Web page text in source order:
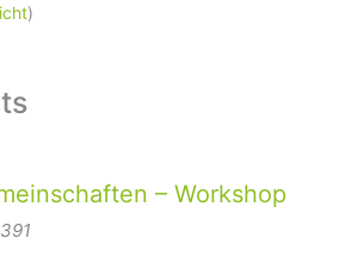
)
– Workshop